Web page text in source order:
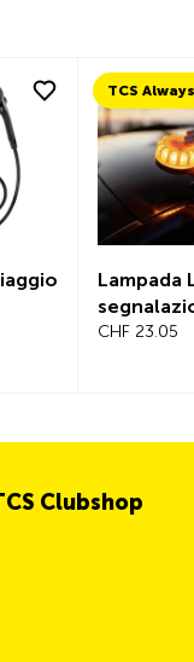
Lampada
CHF 23.05
Clubshop